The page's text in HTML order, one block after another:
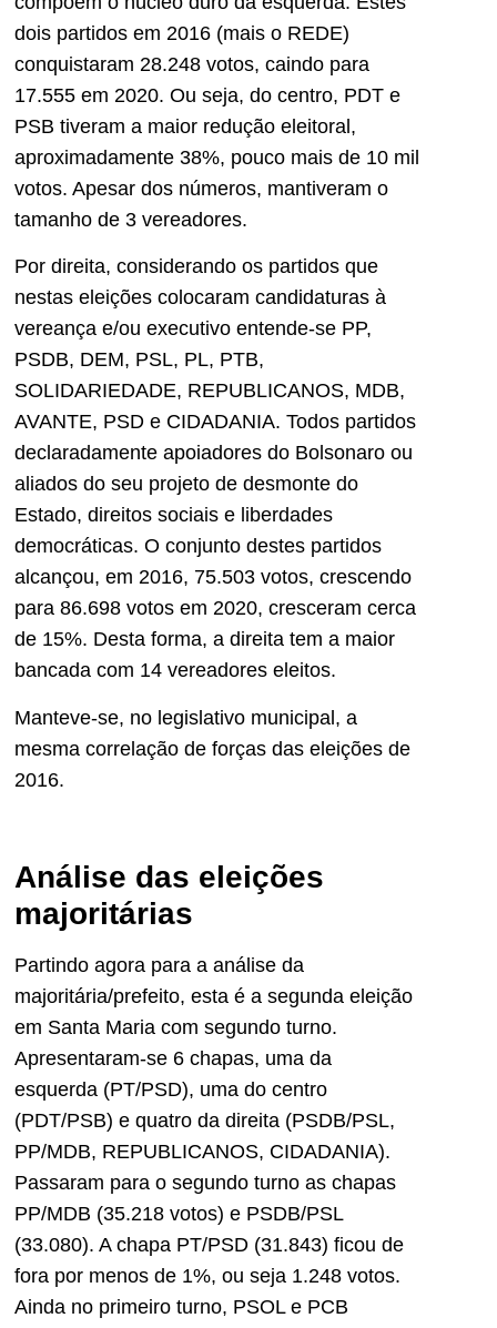
dois partidos em 2016 (mais o REDE)
conquistaram 28.248 votos, caindo para
17.555 em 2020. Ou seja, do centro, PDT e
PSB tiveram a maior redução eleitoral,
aproximadamente 38%, pouco mais de 10 mil
votos. Apesar dos números, mantiveram o
tamanho de 3 vereadores.
Por direita, considerando os partidos que
nestas eleições colocaram candidaturas à
vereança e/ou executivo entende-se PP,
PSDB, DEM, PSL, PL, PTB,
SOLIDARIEDADE, REPUBLICANOS, MDB,
AVANTE, PSD e CIDADANIA. Todos partidos
declaradamente apoiadores do Bolsonaro ou
aliados do seu projeto de desmonte do
Estado, direitos sociais e liberdades
democráticas. O conjunto destes partidos
alcançou, em 2016, 75.503 votos, crescendo
para 86.698 votos em 2020, cresceram cerca
de 15%. Desta forma, a direita tem a maior
bancada com 14 vereadores eleitos.
Manteve-se, no legislativo municipal, a
mesma correlação de forças das eleições de
2016.
Análise das eleições
majoritárias
Partindo agora para a análise da
majoritária/prefeito, esta é a segunda eleição
em Santa Maria com segundo turno.
Apresentaram-se 6 chapas, uma da
esquerda (PT/PSD), uma do centro
(PDT/PSB) e quatro da direita (PSDB/PSL,
PP/MDB, REPUBLICANOS, CIDADANIA).
Passaram para o segundo turno as chapas
PP/MDB (35.218 votos) e PSDB/PSL
(33.080). A chapa PT/PSD (31.843) ficou de
fora por menos de 1%, ou seja 1.248 votos.
Ainda no primeiro turno, PSOL e PCB